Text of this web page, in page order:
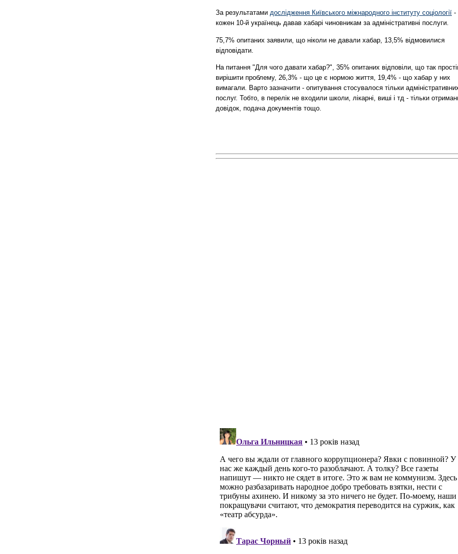
За результатами дослідження Київського міжнародного інституту соціології -
кожен 10-й українець давав хабарі чиновникам за адміністративні послуги.
75,7% опитаних заявили, що ніколи не давали хабар, 13,5% відмовилися
відповідати.
На питання "Для чого давати хабар?", 35% опитаних відповіли, що так
вирішити проблему, 26,3% - що це є нормою життя, 19,4% - що хабар у них
вимагали. Варто зазначити - опитування стосувалося тільки
послуг. Тобто, в перелік не входили школи, лікарні, виші і тд - тільки
довідок, подача документів тощо.